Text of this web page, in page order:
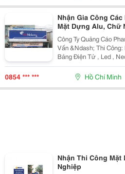
Nhận Gia Công
Mặt Dựng Alu, Chữ
Công Ty Quảng Cáo
Vấn &Ndash; Thi Công:
Bảng Điện Tử , Led , Neonsign -Tư Vấn
Kế &Ndash; Thi Công
Tư Vấn &Ndash; Thiết
0854 *** *** Hồ Chí Minh
Nhận Thi Công
Nghiệp